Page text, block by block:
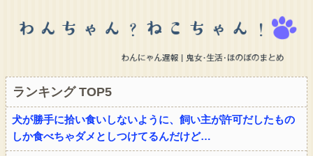
ランキング TOP5
犬が勝手に拾い食いしないように、飼い主が許可だしたもの
しか食べちゃダメとしつけてるんだけど…